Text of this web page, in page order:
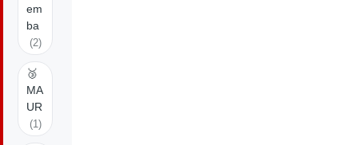
em
ba
(2)
🥉
MA
UR
(1)